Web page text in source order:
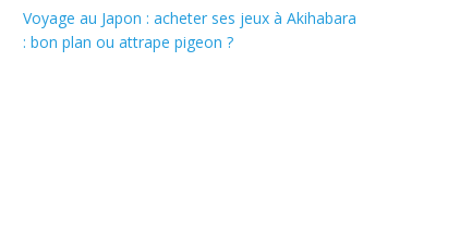
Voyage au Japon : acheter ses jeux à Akihabara
: bon plan ou attrape pigeon ?